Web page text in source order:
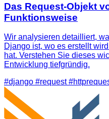
Das Request-Objekt
Funktionsweise
Wir analysieren detailliert,
Django ist, wo es erstellt
hat. Verstehen Sie dieses
Entwicklung tiefgründig.
#django #request